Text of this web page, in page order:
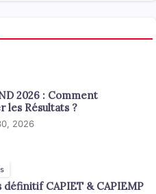
2026 : Comment
les Résultats ?
2026
définitif CAPIET & CAPIEMP